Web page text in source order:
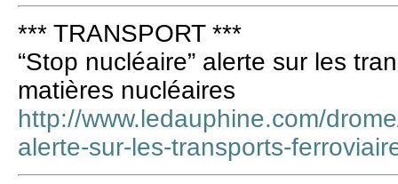
*** TRANSPORT ***
“Stop nucléaire” alerte sur les
matières nucléaires
http://www.ledauphine.com/
alerte-sur-les-transports-